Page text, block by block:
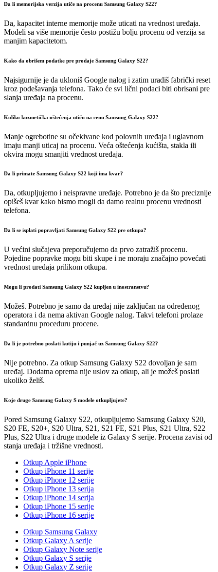
Da li memorijska verzija utiče na procenu Samsung Galaxy S22?
Da, kapacitet interne memorije može uticati na vrednost uređaja.
Modeli sa više memorije često postižu bolju procenu od verzija sa
manjim kapacitetom.
Kako da obrišem podatke pre prodaje Samsung Galaxy S22?
Najsigurnije je da ukloniš Google nalog i zatim uradiš fabrički reset
kroz podešavanja telefona. Tako će svi lični podaci biti obrisani pre
slanja uređaja na procenu.
Koliko kozmetička oštećenja utiču na cenu Samsung Galaxy S22?
Manje ogrebotine su očekivane kod polovnih uređaja i uglavnom
imaju manji uticaj na procenu. Veća oštećenja kućišta, stakla ili
okvira mogu smanjiti vrednost uređaja.
Da li primate Samsung Galaxy S22 koji ima kvar?
Da, otkupljujemo i neispravne uređaje. Potrebno je da što preciznije
opišeš kvar kako bismo mogli da damo realnu procenu vrednosti
telefona.
Da li se isplati popravljati Samsung Galaxy S22 pre otkupa?
U većini slučajeva preporučujemo da prvo zatražiš procenu.
Pojedine popravke mogu biti skupe i ne moraju značajno povećati
vrednost uređaja prilikom otkupa.
Mogu li prodati Samsung Galaxy S22 kupljen u inostranstvu?
Možeš. Potrebno je samo da uređaj nije zaključan na određenog
operatora i da nema aktivan Google nalog. Takvi telefoni prolaze
standardnu proceduru procene.
Da li je potrebno poslati kutiju i punjač uz Samsung Galaxy S22?
Nije potrebno. Za otkup Samsung Galaxy S22 dovoljan je sam
uređaj. Dodatna oprema nije uslov za otkup, ali je možeš poslati
ukoliko želiš.
Koje druge Samsung Galaxy S modele otkupljujete?
Pored Samsung Galaxy S22, otkupljujemo Samsung Galaxy S20,
S20 FE, S20+, S20 Ultra, S21, S21 FE, S21 Plus, S21 Ultra, S22
Plus, S22 Ultra i druge modele iz Galaxy S serije. Procena zavisi od
stanja uređaja i tržišne vrednosti.
Otkup Apple iPhone
Otkup iPhone 11 serije
Otkup iPhone 12 serije
Otkup iPhone 13 serija
Otkup iPhone 14 serija
Otkup iPhone 15 serije
Otkup iPhone 16 serije
Otkup Samsung Galaxy
Otkup Galaxy A serije
Otkup Galaxy Note serije
Otkup Galaxy S serije
Otkup Galaxy Z serije